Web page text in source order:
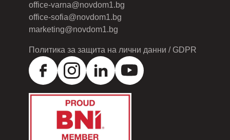
office-varna@novdom1.bg
office-sofia@novdom1.bg
marketing@novdom1.bg
Политика за защита на лични данни / GDPR